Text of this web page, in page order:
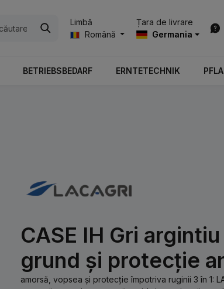
Limbă
Română
Țara de livrare
Germania
BETRIEBSBEDARF ERNTETECHNIK
CASE IH Gri
grund și protecție
amorsă, vopsea și protecție împotriva ruginii 3 în 1: